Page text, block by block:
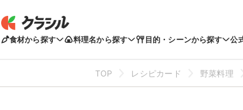
食材から探す 料理名から探す 目的・シーンから探す 公
TOP レシピカード 野菜料理